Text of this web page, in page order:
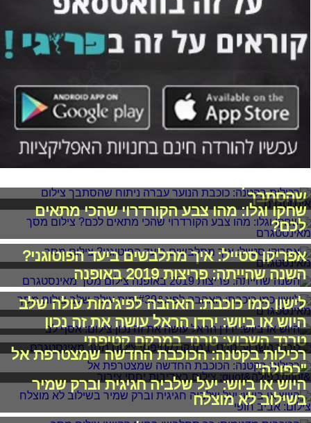
שהסתבך
שחקו וגלו: מהו צבע הקורדרוי שהכי מתאים
לכם?
אפריקן סטייל: איך מתלבשים ביעד הפוטוגני?
השנה שהייתה: פריצות 2019 באופנה
לישון כמו כוכבת: האהבה לפיג'מות עולה שלב
היוש או ביוש: ירדן הראל עושה את זה נכון
טרנד השבוע: טרנד במרקם קטיפתי
רכילות בקטנה: הכוכבת החדשה שמצטרפת אל
"כפולה"
היוש או ביוש: יעל שלביה חגיגית וברק שמיר
בשילוב לא מוצלח